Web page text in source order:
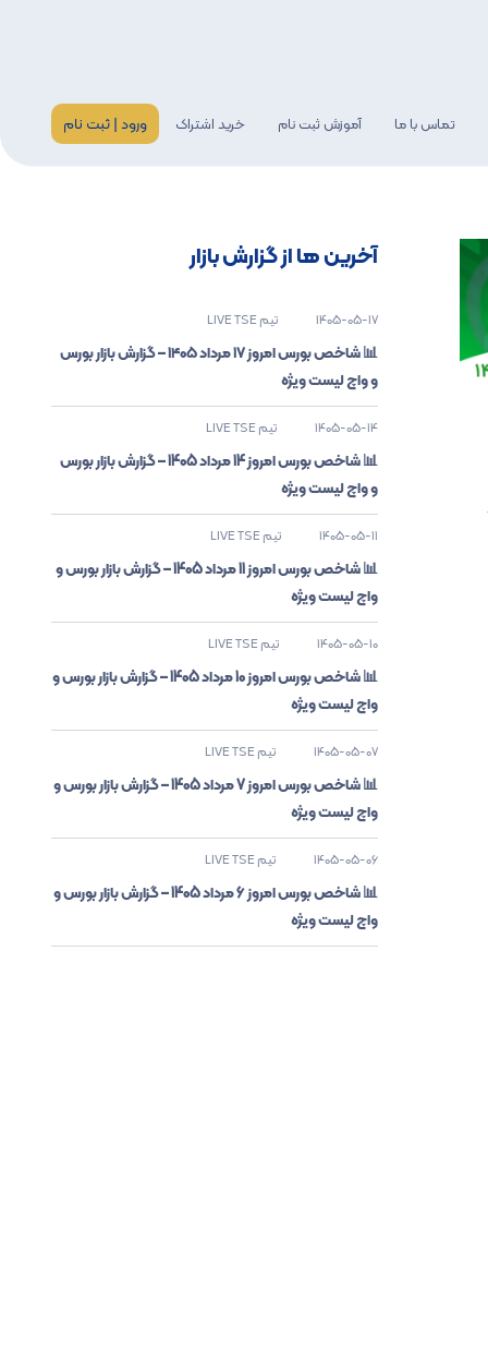
تماس با ما آموزش ثبت نام خرید اشتراک ورود | ثبت نام
اخبار
آخرین ها از گزارش بازار
1405-05-17 تیم LIVE TSE
📊 شاخص بورس امروز ۱۷ مرداد ۱۴۰۵ – گزارش بازار بورس
و واچ لیست ویژه
1405-05-14 تیم LIVE TSE
📊 شاخص بورس امروز 14 مرداد 1405 – گزارش بازار بورس
و واچ لیست ویژه
1405-05-11 تیم LIVE TSE
📊 شاخص بورس امروز 11 مرداد 1405 – گزارش بازار بورس و
واچ لیست ویژه
1405-05-10 تیم LIVE TSE
📊 شاخص بورس امروز 10 مرداد 1405 – گزارش بازار بورس و
واچ لیست ویژه
1405-05-07 تیم LIVE TSE
📊 شاخص بورس امروز 7 مرداد 1405 – گزارش بازار بورس و
واچ لیست ویژه
1405-05-06 تیم LIVE TSE
📊 شاخص بورس امروز 6 مرداد 1405 – گزارش بازار بورس و
واچ لیست ویژه